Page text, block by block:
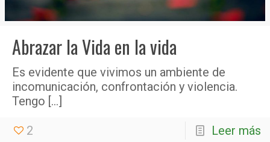
Abrazar la Vida en la vida
Es evidente que vivimos un ambiente de
incomunicación, confrontación y violencia.
Tengo […]
2 Leer más